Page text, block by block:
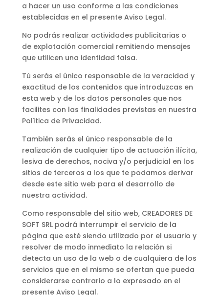
a hacer un uso conforme a las condiciones
establecidas en el presente Aviso Legal.
No podrás realizar actividades publicitarias o
de explotación comercial remitiendo mensajes
que utilicen una identidad falsa.
Tú serás el único responsable de la veracidad y
exactitud de los contenidos que introduzcas en
esta web y de los datos personales que nos
facilites con las finalidades previstas en nuestra
Política de Privacidad.
También serás el único responsable de la
realización de cualquier tipo de actuación ilícita,
lesiva de derechos, nociva y/o perjudicial en los
sitios de terceros a los que te podamos derivar
desde este sitio web para el desarrollo de
nuestra actividad.
Como responsable del sitio web, CREADORES DE
SOFT SRL podrá interrumpir el servicio de la
página que esté siendo utilizado por el usuario y
resolver de modo inmediato la relación si
detecta un uso de la web o de cualquiera de los
servicios que en el mismo se ofertan que pueda
considerarse contrario a lo expresado en el
presente Aviso Legal.